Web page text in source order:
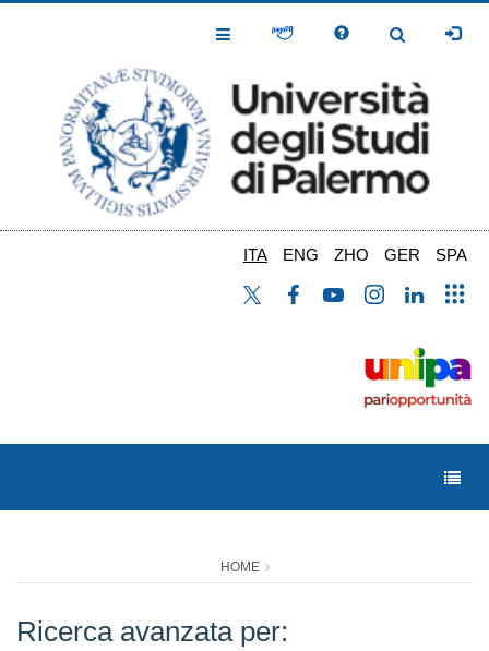
Toggle
Toggle
ITA ENG ZHO GER SPA
HOME
Ricerca avanzata per: